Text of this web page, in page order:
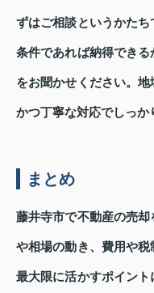
ずはご相談というかた
条件であれば納得でき
をお聞かせください。
かつ丁寧な対応でしっか
まとめ
藤井寺市で不動産の売
や相場の動き、費用や
最大限に活かすポイン